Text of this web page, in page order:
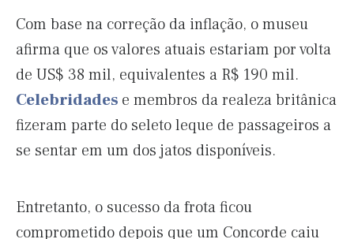
Com base na correção da inflação, o museu
afirma que os valores atuais estariam por volta
de US$ 38 mil, equivalentes a R$ 190 mil.
Celebridades e membros da realeza britânica
fizeram parte do seleto leque de passageiros a
se sentar em um dos jatos disponíveis.
Entretanto, o sucesso da frota ficou
comprometido depois que um Concorde caiu